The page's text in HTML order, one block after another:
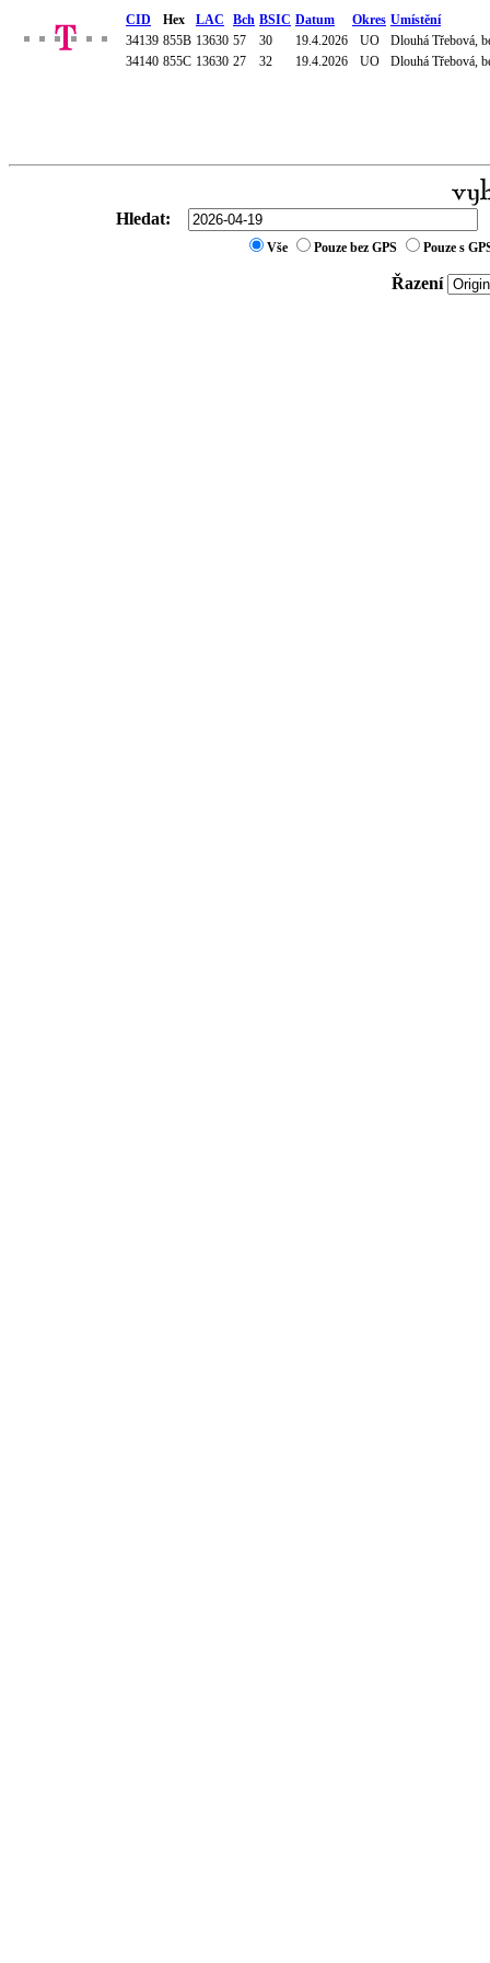
CID Hex LAC Bch BSIC Datum Okres Umístění
34139 855B 13630 57 30 19.4.2026 UO
Dlouhá Třebová,
34140 855C 13630 27 32 19.4.2026 UO Dlouhá Třebová,
Hledat:
Vše Pouze bez GPS Pouze s
Řazení